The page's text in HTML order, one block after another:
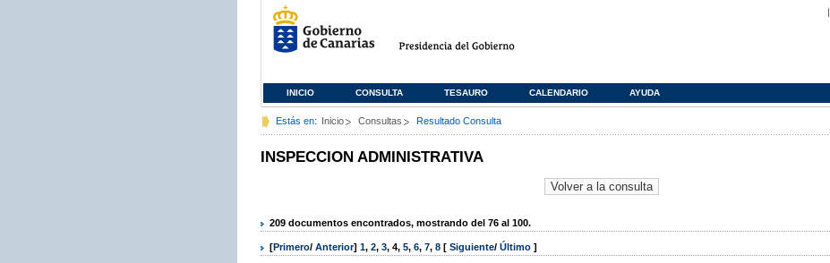
INICIO CONSULTA TESAURO CALENDARIO AYUDA
Estás en: Inicio Consultas Resultado Consulta
INSPECCION ADMINISTRATIVA
209 documentos encontrados, mostrando del 76 al 100.
[Primero/ Anterior] 1, 2, 3, 4, 5, 6, 7, 8 [ Siguiente/ Último ]